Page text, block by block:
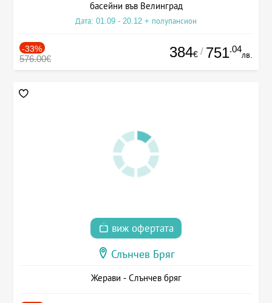
басейни във Велинград
Дата: 01.09 - 20.12 + полупансион
-33%
576.00€ 384€ / 751.04
лв.
виж офертата
Слънчев Бряг
Жерави - Слънчев бряг